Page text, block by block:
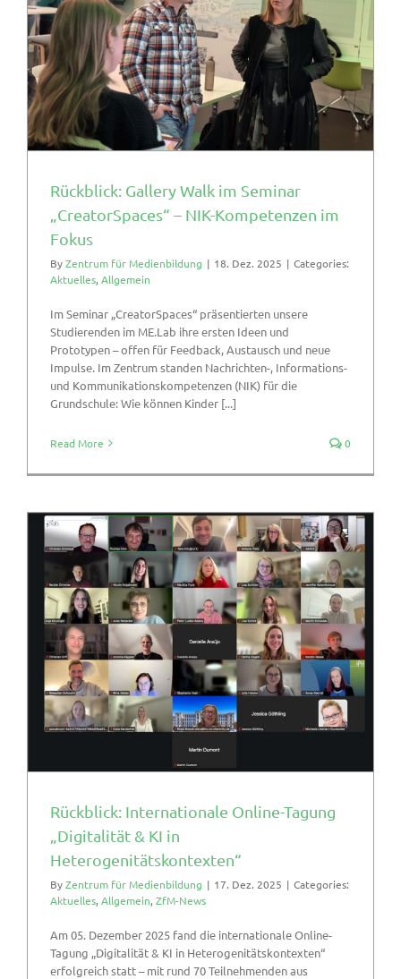
Rückblick: Gallery Walk im Seminar
„CreatorSpaces“ – NIK-Kompetenzen im
Fokus
ByZentrum für Medienbildung | 18. Dez. 2025 | Categories:
Aktuelles, Allgemein
Im Seminar „CreatorSpaces“ präsentierten unsere
Studierenden im ME.Lab ihre ersten Ideen und
Prototypen – offen für Feedback, Austausch und neue
Impulse. Im Zentrum standen Nachrichten-, Informations-
und Kommunikationskompetenzen (NIK) für die
Grundschule: Wie können Kinder [...]
Read More 0
Rückblick: Internationale Online-Tagung
„Digitalität & KI in
Heterogenitätskontexten“
ByZentrum für Medienbildung | 17. Dez. 2025 | Categories:
Aktuelles, Allgemein, ZfM-News
Am 05. Dezember 2025 fand die internationale Online-
Tagung „Digitalität & KI in Heterogenitätskontexten“
erfolgreich statt – mit rund 70 Teilnehmenden aus